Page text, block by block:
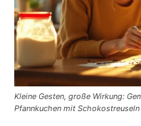
Kleine Gesten, große Wirkung:
Pfannkuchen mit